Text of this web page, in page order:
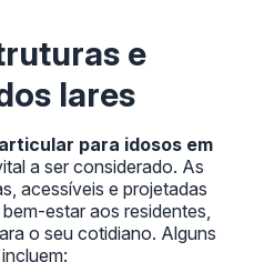
e
lares
para idosos em
a ser considerado. As
acessíveis e projetadas
estar aos residentes,
o seu cotidiano. Alguns